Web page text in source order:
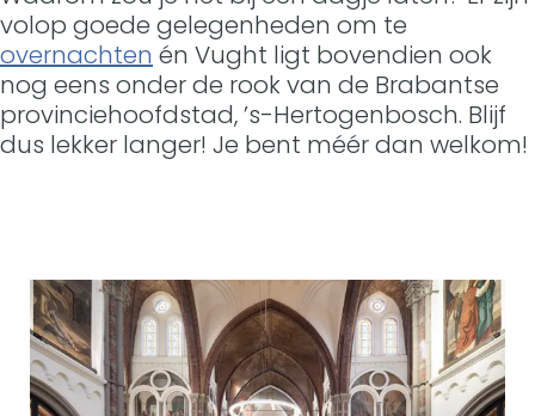
i
r
t
volop goede gelegenheden om te
overnachten én Vught ligt bovendien ook
nog eens onder de rook van de Brabantse
provinciehoofdstad, ’s-Hertogenbosch. Blijf
dus lekker langer! Je bent méér dan welkom!
D
e
P
e